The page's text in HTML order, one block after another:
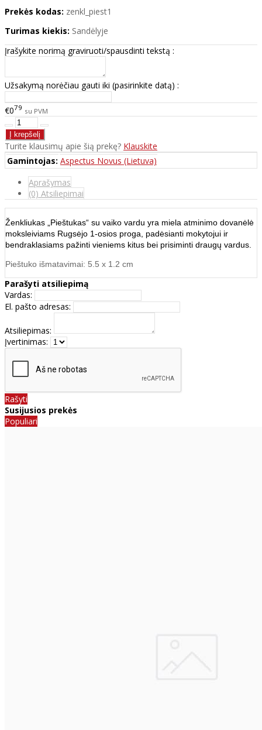
Prekės kodas: zenkl_piest1
Turimas kiekis: Sandėlyje
Įrašykite norimą graviruoti/spausdinti tekstą :
Užsakymą norėčiau gauti iki (pasirinkite datą) :
€079 su PVM
Turite klausimų apie šią prekę? Klauskite
Gamintojas: Aspectus Novus (Lietuva)
Aprašymas
(0) Atsiliepimai
Ženkliukas „Pieštukas“ su vaiko vardu yra miela atminimo dovanėlė
moksleiviams Rugsėjo 1-osios proga, padėsianti mokytojui ir
bendraklasiams pažinti vieniems kitus bei prisiminti draugų vardus.
Pieštuko išmatavimai: 5.5 x 1.2 cm
Parašyti atsiliepimą
Vardas:
El. pašto adresas:
Atsiliepimas:
Įvertinimas:
Rašyti
Susijusios prekės
Populiari